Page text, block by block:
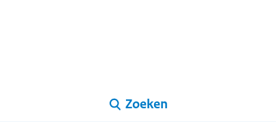
Zoeken